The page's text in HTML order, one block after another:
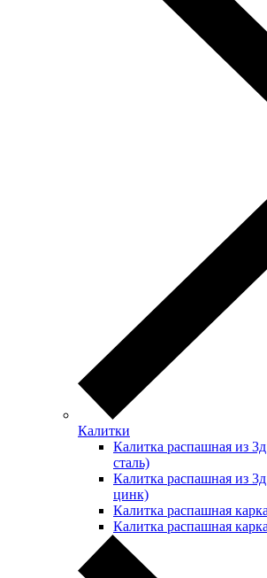
Калитки
Калитка распашная из
сталь)
Калитка распашная из
цинк)
Калитка распашная
Калитка распашная